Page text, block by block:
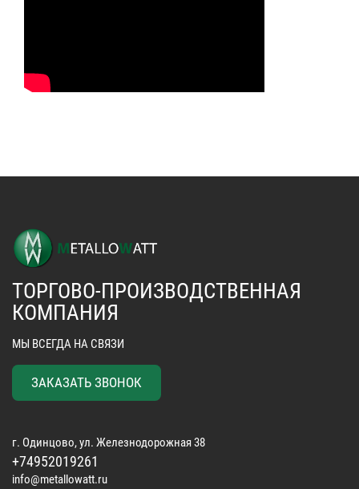
ТОРГОВО-ПРОИЗВОДСТВЕННАЯ
КОМПАНИЯ
МЫ ВСЕГДА НА СВЯЗИ
ЗАКАЗАТЬ ЗВОНОК
г. Одинцово, ул. Железнодорожная 38
+74952019261
info@metallowatt.ru